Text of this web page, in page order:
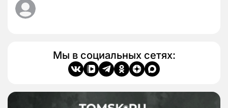
Мы в социальных сетях: